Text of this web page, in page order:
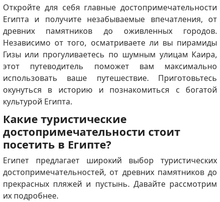
Откройте для себя главные достопримечательности
Египта и получите незабываемые впечатления, от
древних памятников до оживленных городов.
Независимо от того, осматриваете ли вы пирамиды
Гизы или прогуливаетесь по шумным улицам Каира,
этот путеводитель поможет вам максимально
использовать ваше путешествие. Приготовьтесь
окунуться в историю и познакомиться с богатой
культурой Египта.
Какие туристические
достопримечательности стоит
посетить в Египте?
Египет предлагает широкий выбор туристических
достопримечательностей, от древних памятников до
прекрасных пляжей и пустынь. Давайте рассмотрим
их подробнее.